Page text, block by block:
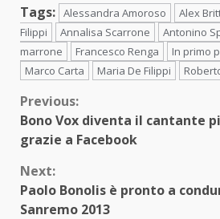
Tags: Alessandra Amoroso Alex
Filippi
Annalisa Scarrone Antonino
marrone
Francesco Renga In primo
Marco Carta
Maria De Filippi
Continue
Reading
Previous:
Bono Vox diventa il cantante
grazie a Facebook
Next:
Paolo Bonolis è pronto a
Sanremo 2013